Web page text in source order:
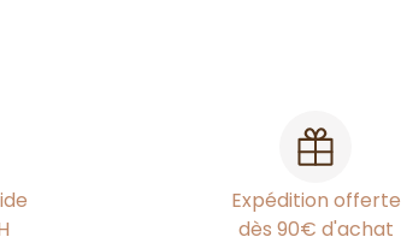
Expédition offerte
dès 90€ d'achat